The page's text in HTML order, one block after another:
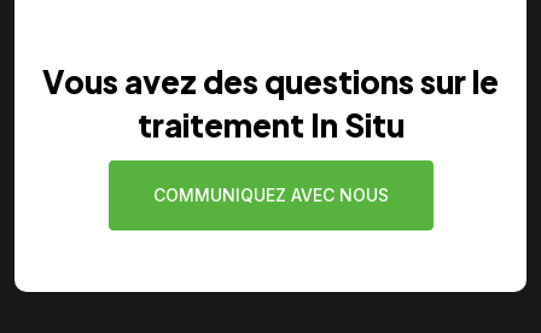
Vous avez des questions sur le
traitement In Situ
COMMUNIQUEZ AVEC NOUS